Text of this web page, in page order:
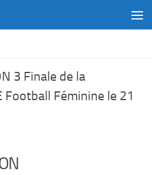
3 Finale de la
Football Féminine le 21